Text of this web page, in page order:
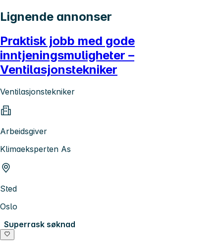
Lignende annonser
Praktisk jobb med gode
inntjeningsmuligheter –
Ventilasjonstekniker
Ventilasjonstekniker
Arbeidsgiver
Klimaeksperten As
Sted
Oslo
Superrask søknad